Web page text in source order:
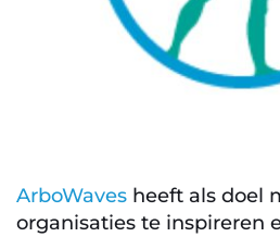
ArboWaves heeft als doel
organisaties te inspireren